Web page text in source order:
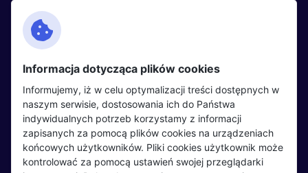
Kontakt
Facebook
Twitter
LinkedIn
Partnerzy
Wydarzenia
Kandydaci
Regulamin kandydata
Pracodawcy
Regulamin pracodawcy
Informacja dotycząca plików cookies
Informujemy, iż w celu optymalizacji treści dostępnych w
naszym serwisie, dostosowania ich do Państwa
indywidualnych potrzeb korzystamy z informacji
zapisanych za pomocą plików cookies na urządzeniach
końcowych użytkowników. Pliki cookies użytkownik może
kontrolować za pomocą ustawień swojej przeglądarki